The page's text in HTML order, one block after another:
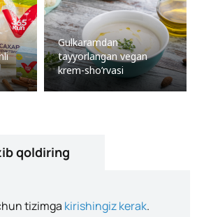
Gulkaramdan
tayyorlangan vegan
krem-sho’rvasi
qoldiring
tizimga kirishingiz kerak.